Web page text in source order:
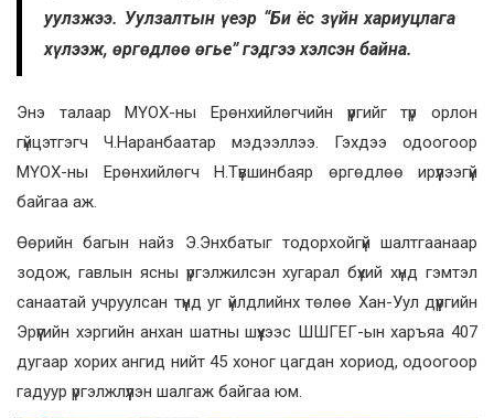
уулзжээ. Уулзалтын үеэр “Би ёс зүйн хариуцлага
хүлээж, өргөдлөө өгье” гэдгээ хэлсэн байна.
Энэ талаар МҮОХ-ны Ерөнхийлөгчийн үүргийг түр орлон
гүйцэтгэгч Ч.Наранбаатар мэдээллээ. Гэхдээ одоогоор
МҮОХ-ны Ерөнхийлөгч Н.Түвшинбаяр өргөдлөө ирүүлээгүй
байгаа аж.
Өөрийн багын найз Э.Энхбатыг тодорхойгүй шалтгаанаар
зодож, гавлын ясны үргэлжилсэн хугарал бүхий хүнд гэмтэл
санаатай учруулсан түүнд уг үйлдлийнх төлөө Хан-Уул дүүргийн
Эрүүгийн хэргийн анхан шатны шүүхээс ШШГЕГ-ын харъяа 407
дугаар хорих ангид нийт 45 хоног цагдан хориод, одоогоор
гадуур үргэлжлүүлэн шалгаж байгаа юм.